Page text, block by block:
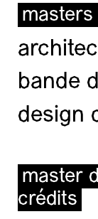
bande
design
master
crédits